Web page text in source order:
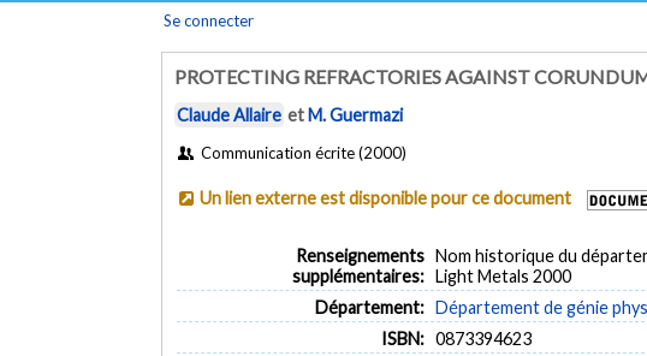
Se connecter
PROTECTING REFRACTORIES AGAINST
Claude Allaire etM. Guermazi
Communication écrite (2000)
Un lien externe est disponible pour ce document
Renseignements
supplémentaires:
Nom historique du
Light Metals 2000
Département: Département de génie
ISBN: 0873394623